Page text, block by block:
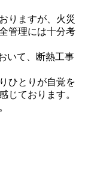
りますが、火災
管理には十分考
いて、断熱工事
ひとりが自覚を
じております。